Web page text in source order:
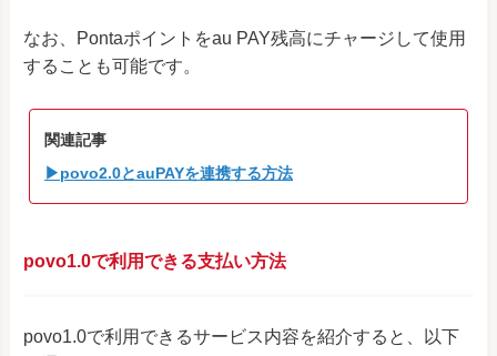
なお、Pontaポイントをau PAY残高にチャージして使用
することも可能です。
関連記事
▶povo2.0とauPAYを連携する方法
povo1.0で利用できる支払い方法
povo1.0で利用できるサービス内容を紹介すると、以下